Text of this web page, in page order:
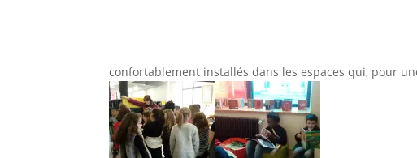
confortablement installés dans les espaces qui, pour